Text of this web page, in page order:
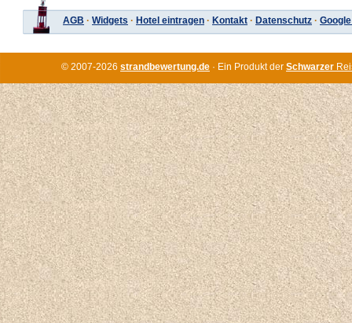
AGB · Widgets · Hotel eintragen · Kontakt · Datenschutz ·
© 2007-2026 strandbewertung.de · Ein Produkt der Schwarzer